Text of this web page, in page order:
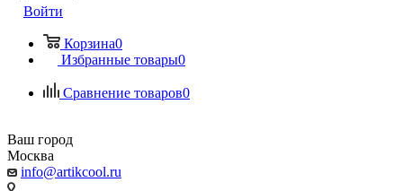
Войти
Корзина0
Избранные товары0
Сравнение товаров0
Ваш город
Москва
info@artikcool.ru